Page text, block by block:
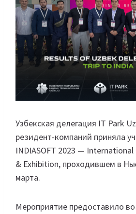
Узбекская делегация IT Park
резидент-компаний приняла
INDIASOFT 2023 —
& Exhibition, проходившем в
марта.
Мероприятие предоставило